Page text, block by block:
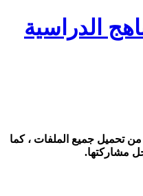
الدراسية
تحميل جميع الملفات ، كما
مشاركتها.